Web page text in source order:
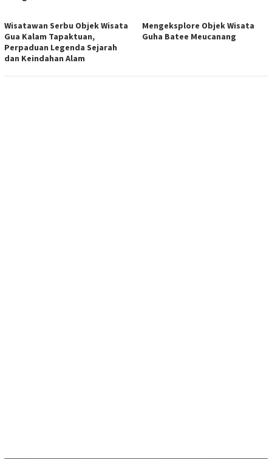
Wisatawan Serbu Objek Wisata
Gua Kalam Tapaktuan,
Perpaduan Legenda Sejarah
dan Keindahan Alam
Mengeksplore Objek Wisata
Guha Batee Meucanang